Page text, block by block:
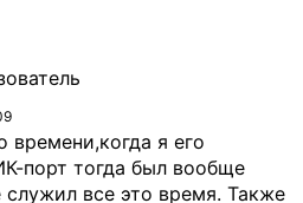
времени,когда я его
порт тогда был вообще
все это время. Также